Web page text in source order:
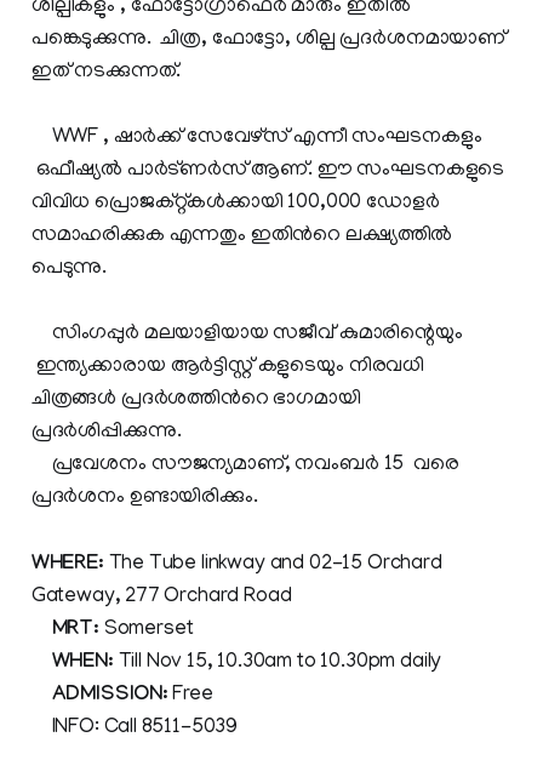
ശില്പികളും , ഫോട്ടോഗ്രാഫെര്‍ മാരും ഇതില്‍
പങ്കെടുക്കുന്നു. ചിത്ര, ഫോട്ടോ, ശില്പ പ്രദര്‍ശനമായാണ്
ഇത് നടക്കുന്നത്.
WWF , ഷാര്‍ക്ക്‌ സേവേഴ്സ് എന്നീ സംഘടനകളും
ഒഫീഷ്യല്‍ പാര്‍ട്ണര്‍സ് ആണ്. ഈ സംഘടനകളുടെ
വിവിധ പ്രൊജക്റ്റ്‌കള്‍ക്കായി 100,000 ഡോളര്‍
സമാഹരിക്കുക എന്നതും ഇതിന്‍റെ ലക്ഷ്യത്തില്‍
പെടുന്നു.
സിംഗപ്പുര്‍ മലയാളിയായ സജീവ്‌ കുമാരിന്റെയും
ഇന്ത്യക്കാരായ ആര്‍ട്ടിസ്റ്റ് കളുടെയും നിരവധി
ചിത്രങ്ങള്‍ പ്രദര്‍ശത്തിന്‍റെ ഭാഗമായി
പ്രദര്‍ശിപ്പിക്കുന്നു.
പ്രവേശനം സൗജന്യമാണ്, നവംബര്‍ 15 വരെ
പ്രദര്‍ശനം ഉണ്ടായിരിക്കും.
WHERE: The Tube linkway and 02-15 Orchard
Gateway, 277 Orchard Road
MRT: Somerset
WHEN: Till Nov 15, 10.30am to 10.30pm daily
ADMISSION:Free
INFO: Call 8511-5039